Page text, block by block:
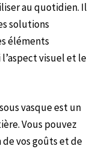
au quotidien. Il
solutions
éléments
visuel et le
vasque est un
Vous pouvez
vos goûts et de